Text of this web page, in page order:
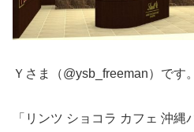
Ｙさま（@ysb_freeman）です。
「リンツ ショコラ カフェ 沖縄